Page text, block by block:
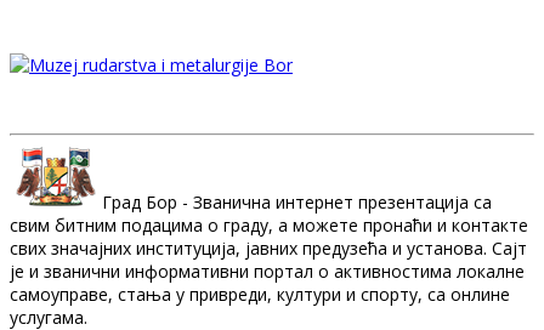
Град Бор - Званична интернет презентација са
свим битним подацима о граду, а можете пронаћи и контакте
свих значајних институција, јавних предузећа и установа. Сајт
је и званични информативни портал о активностима локалне
самоуправе, стања у привреди, култури и спорту, са онлине
услугама.